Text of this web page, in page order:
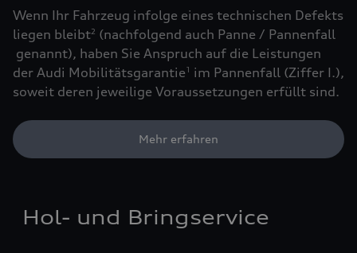
Wenn Ihr Fahrzeug infolge eines technischen Defekts
liegen bleibt2 (nachfolgend auch Panne / Pannenfall
genannt), haben Sie Anspruch auf die Leistungen
der Audi Mobilitätsgarantie1
im Pannenfall (Ziffer I.),
soweit deren jeweilige Voraussetzungen erfüllt sind.
Mehr erfahren
Hol- und Bringservice